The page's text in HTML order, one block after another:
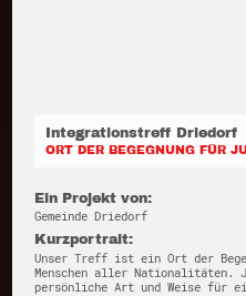
Integrationstreff Driedorf
ORT DER BEGEGNUNG FÜR
Ein Projekt von:
Gemeinde Driedorf
Kurzportrait:
Unser Treff ist ein Ort der
Menschen aller Nationalitäten.
persönliche Art und Weise für